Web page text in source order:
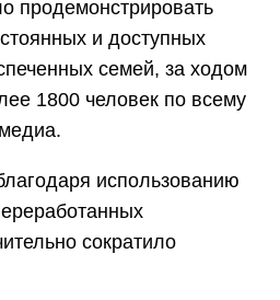
продемонстрировать
и доступных
семей, за ходом
1800 человек по всему
использованию
сократило